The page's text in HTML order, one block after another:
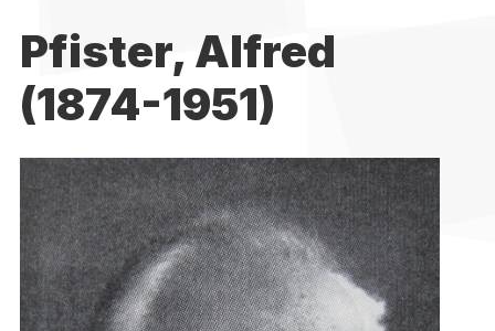
Pfister, Alfred
(1874-1951)